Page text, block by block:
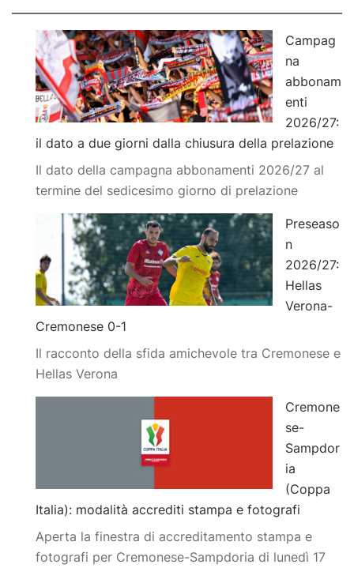
Campag
na
abbonam
enti
2026/27:
il dato a due giorni dalla chiusura della prelazione
Il dato della campagna abbonamenti 2026/27 al
termine del sedicesimo giorno di prelazione
Preseaso
n
2026/27:
Hellas
Verona-
Cremonese 0-1
Il racconto della sfida amichevole tra Cremonese e
Hellas Verona
Cremone
se-
Sampdor
ia
(Coppa
Italia): modalità accrediti stampa e fotografi
Aperta la finestra di accreditamento stampa e
fotografi per Cremonese-Sampdoria di lunedì 17